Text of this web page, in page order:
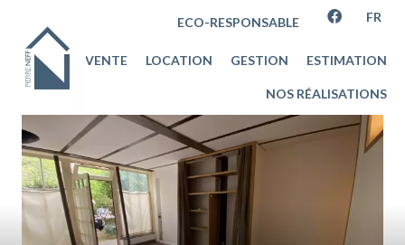
ECO-RESPONSABLE FR
VENTE LOCATION GESTION ESTIMATION
NOS RÉALISATIONS